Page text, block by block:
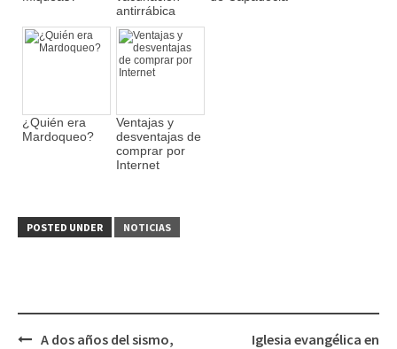
antirrábica
¿Quién era
Mardoqueo?
Ventajas y
desventajas de
comprar por
Internet
POSTED UNDER NOTICIAS
A dos años del sismo,
Iglesia evangélica en